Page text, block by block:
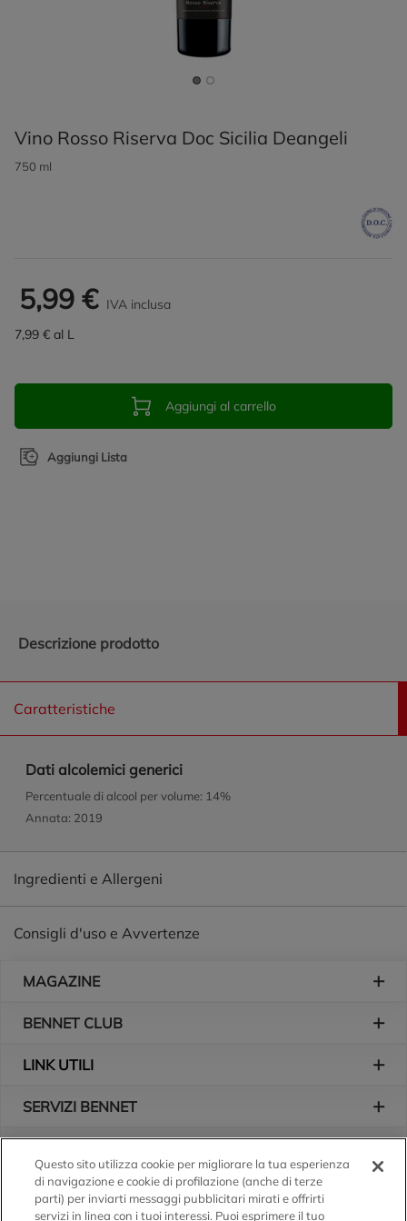
Vino Rosso Riserva Doc Sicilia Deangeli
750 ml
5,99 € IVA inclusa
7,99 € al L
Aggiungi al carrello
Aggiungi Lista
Descrizione prodotto
Caratteristiche
Dati alcolemici generici
Percentuale di alcool per volume: 14%
Annata: 2019
Ingredienti e Allergeni
Consigli d'uso e Avvertenze
MAGAZINE
BENNET CLUB
LINK UTILI
SERVIZI BENNET
Logo Bennet
Seguici sui nostri canali
Questo sito utilizza cookie per migliorare la tua esperienza
di navigazione e cookie di profilazione (anche di terze
parti) per inviarti messaggi pubblicitari mirati e offrirti
servizi in linea con i tuoi interessi. Puoi esprimere il tuo